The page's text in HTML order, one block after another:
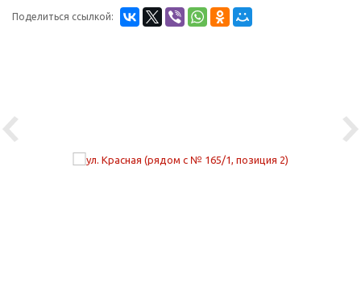
Поделиться ссылкой:
Previous